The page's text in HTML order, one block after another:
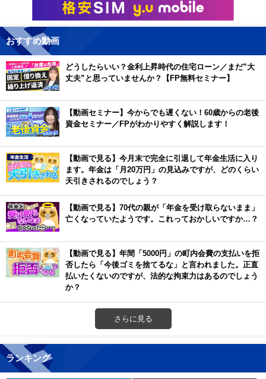
おすすめ動画
どうしたらいい？金利上昇時代の住宅ローン／まだ”大
丈夫”と思っていませんか？【FP無料セミナー】
【動画セミナー】今からでも遅くない！60歳からの老後
資金セミナー／FPがわかりやすく解説します！
【動画で見る】今月末で完全に引退して年金生活に入り
ます。年金は「月20万円」の見込みですが、どのくらい
天引きされるのでしょう？
【動画で見る】70代の親が「年金を受け取らないまま」
亡くなっていたようです。これっておかしいですか…？
【動画で見る】年間「5000円」の町内会費の支払いを拒
否したら「今後ゴミを捨てるな」と言われました。正直
払いたくないのですが、法的な拘束力はあるのでしょう
か？
さらに見る
ランキング